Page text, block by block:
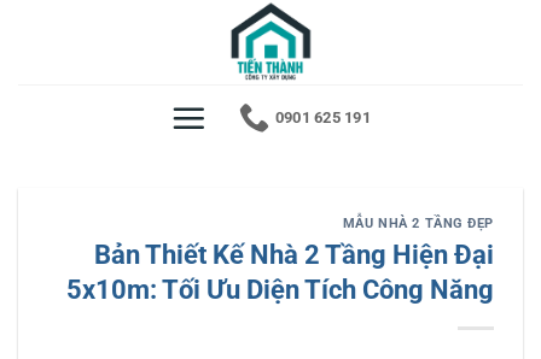
0901 625 191
MẪU NHÀ 2 TẦNG ĐẸP
Bản Thiết Kế Nhà 2 Tầng Hiện Đại
5x10m: Tối Ưu Diện Tích Công Năng